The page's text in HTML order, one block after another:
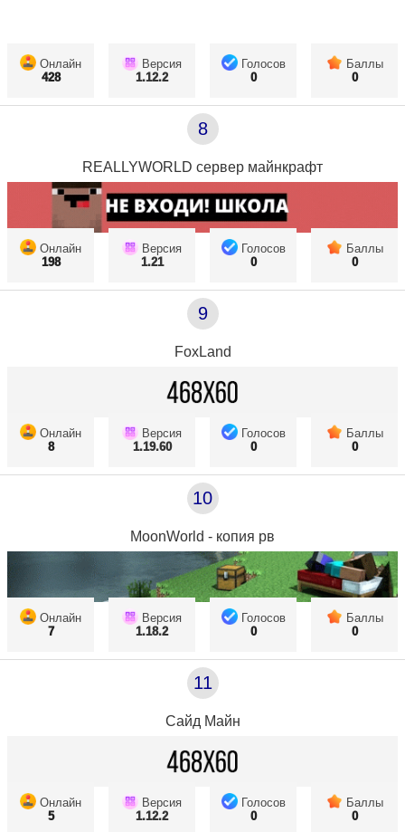
Онлайн
428
Версия
1.12.2
Голосов
0
Баллы
0
8
REALLYWORLD сервер майнкрафт
Онлайн
198
Версия
1.21
Голосов
0
Баллы
0
9
FoxLand
Онлайн
8
Версия
1.19.60
Голосов
0
Баллы
0
10
MoonWorld - копия рв
Онлайн
7
Версия
1.18.2
Голосов
0
Баллы
0
11
Сайд Майн
Онлайн
5
Версия
1.12.2
Голосов
0
Баллы
0